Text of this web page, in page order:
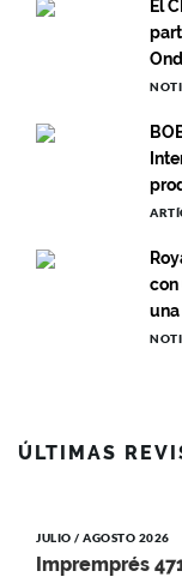
El
con
una
ÚLTIMAS
JULIO / AGOSTO 2026
Impremprés